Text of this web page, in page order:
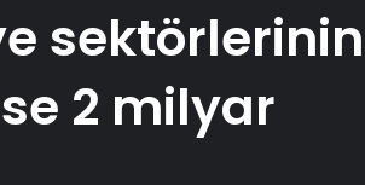
sektörlerinin
2 milyar